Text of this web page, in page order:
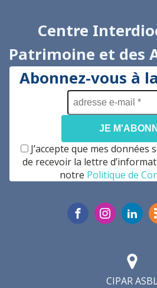
Centre
Patrimoine et des
CIPAR
Abonnez-vous à
e-
mail
*
J’accepte que mes données
de recevoir la lettre
notre Politique de